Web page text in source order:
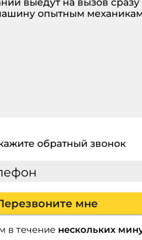
опытным
обратный звонок
мне
в течение нескольких